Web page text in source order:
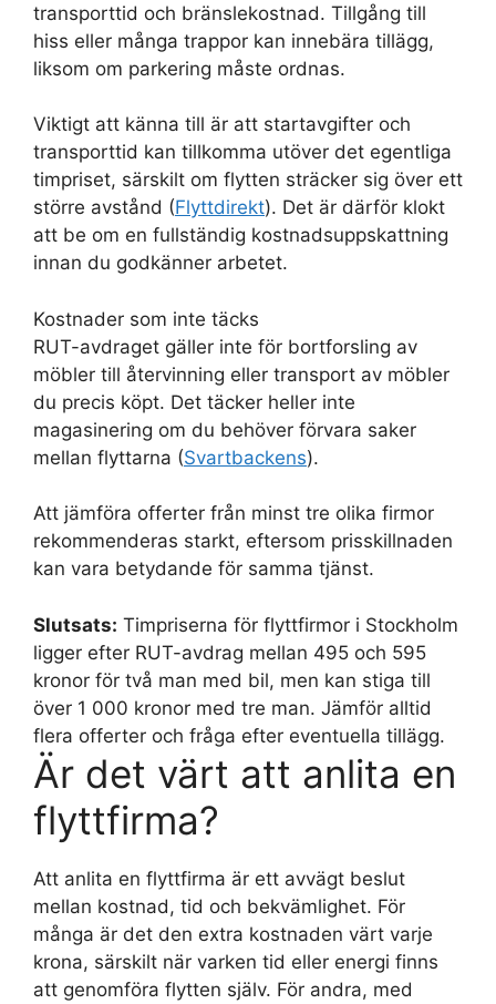
transporttid och bränslekostnad. Tillgång till
hiss eller många trappor kan innebära tillägg,
liksom om parkering måste ordnas.
Viktigt att känna till är att startavgifter och
transporttid kan tillkomma utöver det egentliga
timpriset, särskilt om flytten sträcker sig över ett
större avstånd (Flyttdirekt). Det är därför klokt
att be om en fullständig kostnadsuppskattning
innan du godkänner arbetet.
Kostnader som inte täcks
RUT-avdraget gäller inte för bortforsling av
möbler till återvinning eller transport av möbler
du precis köpt. Det täcker heller inte
magasinering om du behöver förvara saker
mellan flyttarna (Svartbackens).
Att jämföra offerter från minst tre olika firmor
rekommenderas starkt, eftersom prisskillnaden
kan vara betydande för samma tjänst.
Slutsats: Timpriserna för flyttfirmor i Stockholm
ligger efter RUT-avdrag mellan 495 och 595
kronor för två man med bil, men kan stiga till
över 1 000 kronor med tre man. Jämför alltid
flera offerter och fråga efter eventuella tillägg.
Är det värt att anlita en
flyttfirma?
Att anlita en flyttfirma är ett avvägt beslut
mellan kostnad, tid och bekvämlighet. För
många är det den extra kostnaden värt varje
krona, särskilt när varken tid eller energi finns
att genomföra flytten själv. För andra, med